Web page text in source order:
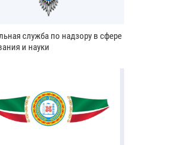
служба по надзору в сфере
и науки